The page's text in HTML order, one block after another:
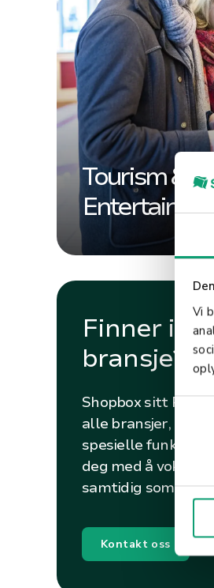
Vi
S
m
t
v
Tourism &
Finner
bransje?
Shopbox sitt
alle bransjer, og vi
spesielle
deg med å vokse
samtidig som det
Kontakt oss​